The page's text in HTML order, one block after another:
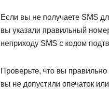
Если вы не получаете SMS
вы указали правильный
неприходу SMS с кодом
Проверьте, что вы
вы не допустили опечаток